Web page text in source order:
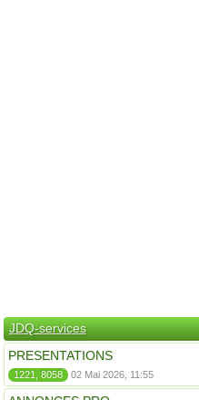
JDQ-services
PRESENTATIONS
1221, 8058 02 Mai 2026, 11:55